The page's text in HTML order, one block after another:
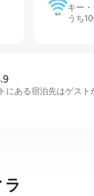
キー
うち
にある宿泊先はゲス